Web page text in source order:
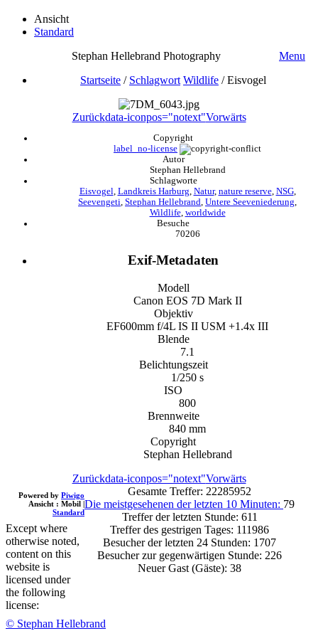
Ansicht
Standard
Stephan Hellebrand Photography
Menu
Startseite / Schlagwort Wildlife /Eisvogel
Zurückdata-iconpos="notext"Vorwärts
Copyright
label_no-license
Autor
Stephan Hellebrand
Schlagworte
Eisvogel Landkreis Harburg Natur, nature reserve, NSG,
Seevengeti Stephan Hellebrand Untere Seeveniederung
Wildlife, worldwide
Besuche
70206
Exif-Metadaten
Modell
Canon EOS 7D Mark II
Objektiv
EF600mm f/4L IS II USM +1.4x III
Blende
7.1
Belichtungszeit
1/250 s
ISO
800
Brennweite
840 mm
Copyright
Stephan Hellebrand
Zurückdata-iconpos="notext"Vorwärts
Gesamte Treffer: 22285952
Die meistgesehenen der letzten 10 Minuten: 79
Treffer der letzten Stunde: 611
Treffer des gestrigen Tages: 111986
Besucher der letzten 24 Stunden: 1707
Besucher zur gegenwärtigen Stunde: 226
Neuer Gast (Gäste): 38
Powered by Piwigo
Ansicht : Mobil |
Standard
Except where
otherwise noted,
content on this
website is
licensed under
the following
license:
© Stephan Hellebrand